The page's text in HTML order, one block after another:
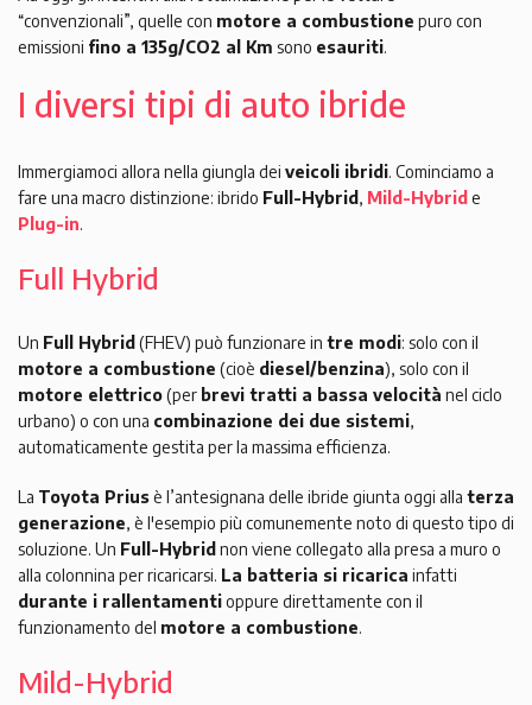
“convenzionali”, quelle con motore a combustione puro con
emissioni fino a 135g/CO2 al Km sono esauriti.
I diversi tipi di auto ibride
Immergiamoci allora nella giungla dei veicoli ibridi. Cominciamo a
fare una macro distinzione: ibrido Full-Hybrid , Mild-Hybrid e
Plug-in.
Full Hybrid
Un Full Hybrid (FHEV) può funzionare in tre modi: solo con il
motore a combustione (cioè diesel/benzina), solo con il
motore elettrico(per brevi tratti a bassa velocità nel ciclo
urbano) o con una combinazione dei due sistemi,
automaticamente gestita per la massima efficienza.
La Toyota Priusè l’antesignana delle ibride giunta oggi alla terza
generazione, è l'esempio più comunemente noto di questo tipo di
soluzione. Un Full-Hybrid non viene collegato alla presa a muro o
alla colonnina per ricaricarsi. La batteria si ricarica infatti
durante i rallentamentioppure direttamente con il
funzionamento del motore a combustione.
Mild-Hybrid